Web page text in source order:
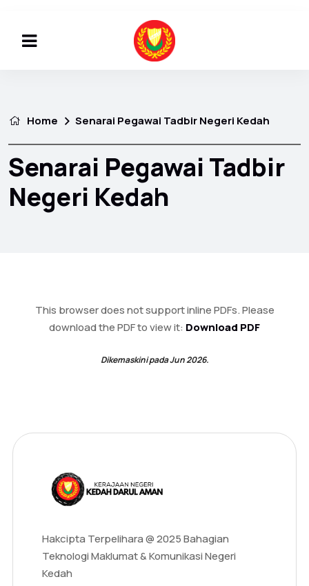
Home Senarai Pegawai Tadbir Negeri Kedah
Senarai Pegawai Tadbir
Negeri Kedah
This browser does not support inline PDFs. Please
download the PDF to view it: Download PDF
Dikemaskini pada Jun 2026.
Hakcipta Terpelihara @ 2025 Bahagian
Teknologi Maklumat & Komunikasi Negeri
Kedah